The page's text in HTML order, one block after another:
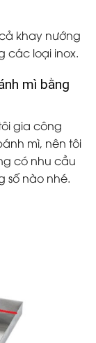
khay nướng
các loại inox.
mì bằng
gia công
mì, nên tôi
có nhu cầu
số nào nhé.